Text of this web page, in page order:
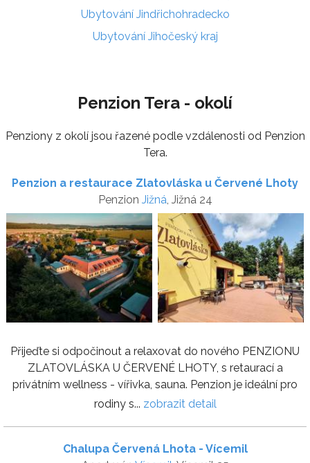
Ubytování Jindřichohradecko
Ubytování Jihočeský kraj
Penzion Tera - okolí
Penziony z okolí jsou řazené podle vzdálenosti od Penzion
Tera.
Penzion a restaurace Zlatovláska u Červené Lhoty
Penzion Jižná, Jižná 24
Přijeďte si odpočinout a relaxovat do nového PENZIONU
ZLATOVLÁSKA U ČERVENÉ LHOTY, s retaurací a
privátním wellness - vířivka, sauna. Penzion je ideální pro
rodiny s... zobrazit detail
Chalupa Červená Lhota - Vícemil